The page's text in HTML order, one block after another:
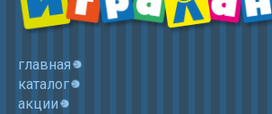
главная
каталог
акции